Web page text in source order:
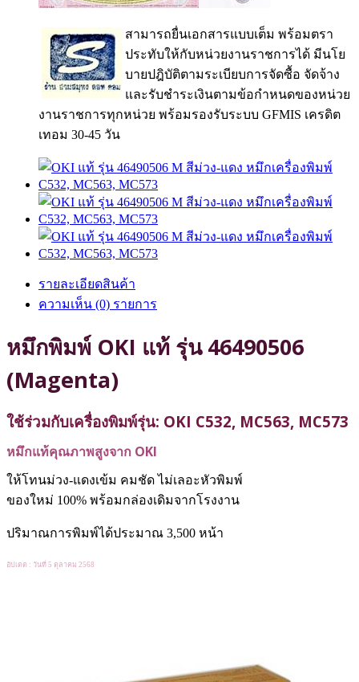
สามารถยื่นเอกสารแบบเต็ม พร้อมตรา
ประทับให้กับหน่วยงานราชการได้ มีนโย
บายปฎิบัติตามระเบียบการจัดซื้อ จัดจ้าง
และรับชำระเงินตามข้อกำหนดของหน่วย
งานราชการทุกหน่วย พร้อมรองรับระบบ GFMIS เครดิต
เทอม 30-45 วัน
รายละเอียดสินค้า
ความเห็น (0) รายการ
หมึกพิมพ์ OKI แท้ รุ่น 46490506
(Magenta)
ใช้ร่วมกับเครื่องพิมพ์รุ่น: OKI C532, MC563, MC573
หมึกแท้คุณภาพสูงจาก OKI
ให้โทนม่วง-แดงเข้ม คมชัด ไม่เลอะหัวพิมพ์
ของใหม่ 100% พร้อมกล่องเดิมจากโรงงาน
ปริมาณการพิมพ์ได้ประมาณ 3,500 หน้า
อัปเดต : วันที่ 5 ตุลาคม 2568